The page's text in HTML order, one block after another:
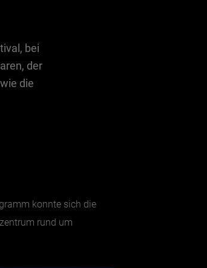
bei
der
die
konnte sich die
rund um